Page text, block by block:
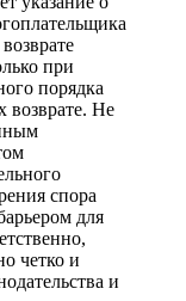
при
порядка
возврате. Не
спора
для
четко и
и